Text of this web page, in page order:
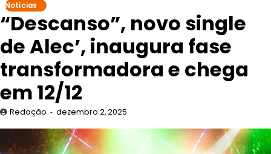
Notícias
“Descanso”, novo single
de Alec’, inaugura fase
transformadora e chega
em 12/12
Redação dezembro 2, 2025